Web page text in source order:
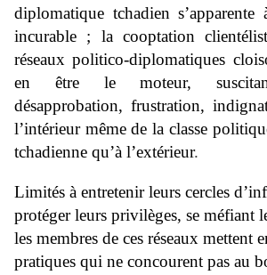
diplomatique tchadien
incurable ; la cooptation
réseaux politico-diplomatiques
en être le moteur,
désapprobation, frustration,
l’intérieur même de la classe
tchadienne qu’à l’extérieur.
Limités à entretenir leurs cercles
protéger leurs privilèges, se méfiant
les membres de ces réseaux mettent
pratiques qui ne concourent pas au